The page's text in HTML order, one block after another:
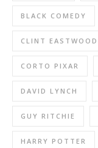
BLACK COMEDY
CLINT EASTWOOD
CORTO PIXAR
DAVID LYNCH
GUY RITCHIE
HARRY POTTER